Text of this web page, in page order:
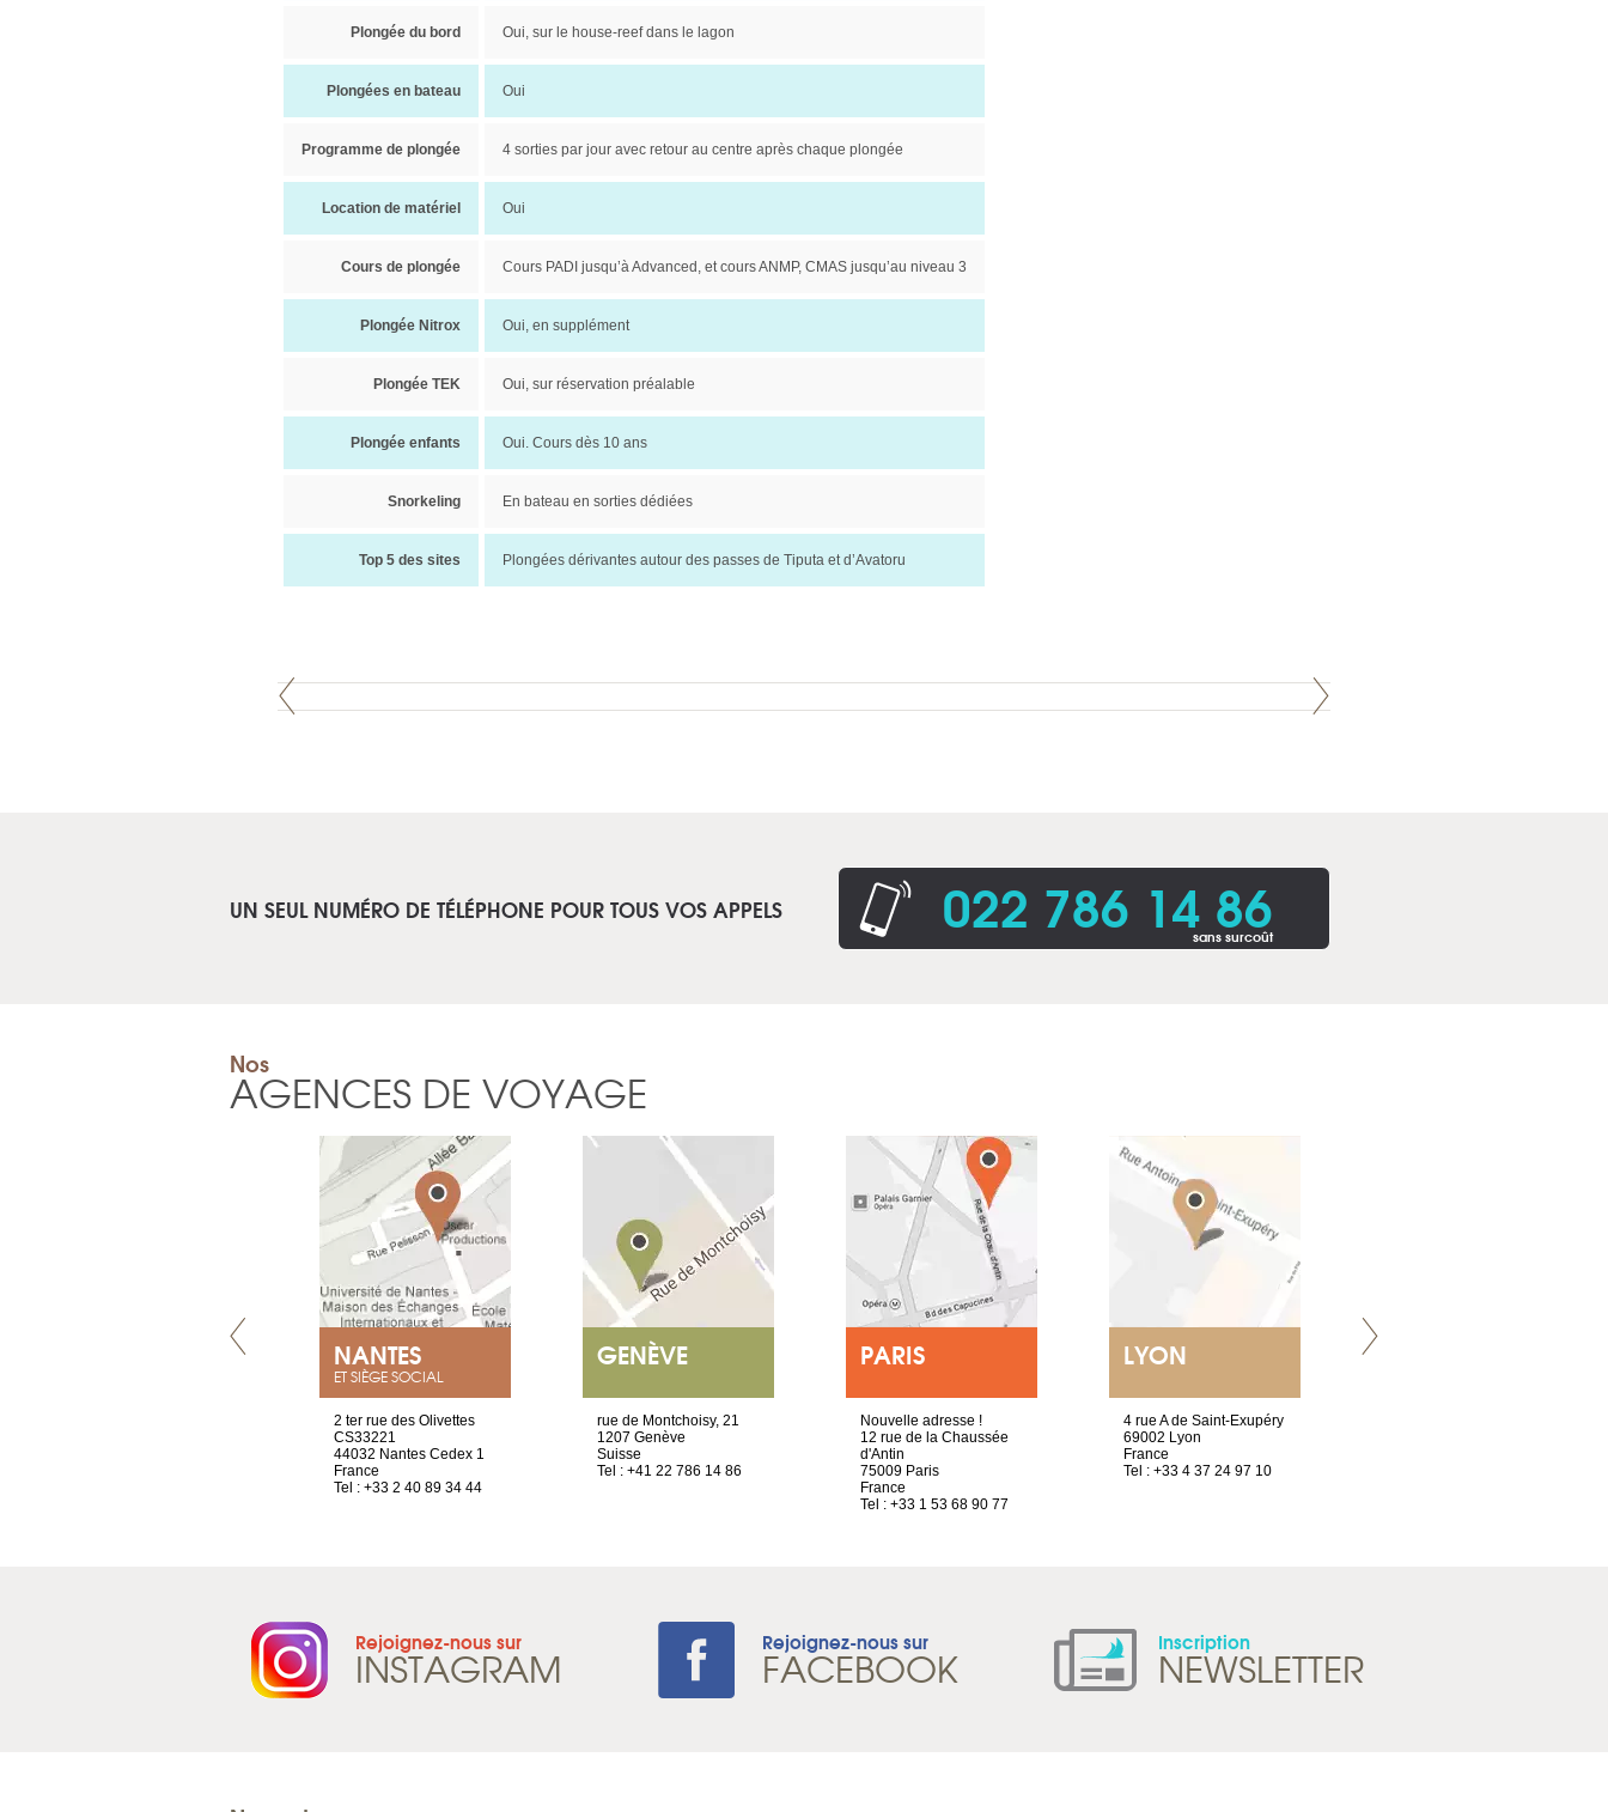
Plongée du bord Oui, sur le house-reef dans le lagon
Plongées en bateau Oui
Programme de plongée 4 sorties par jour avec retour au centre après chaque plongée
Location de matériel Oui
Cours de plongée Cours PADI jusqu’à Advanced, et cours ANMP, CMAS jusqu’au niveau 3
Plongée Nitrox Oui, en supplément
Plongée TEK Oui, sur réservation préalable
Plongée enfants Oui. Cours dès 10 ans
Snorkeling En bateau en sorties dédiées
Top 5 des sites Plongées dérivantes autour des passes de Tiputa et d’Avatoru
UN SEUL NUMÉRO DE TÉLÉPHONE POUR TOUS VOS APPELS 022 786 14 86
sans surcoût
Nos
AGENCES DE VOYAGE
NANTES
ET SIÈGE SOCIAL
2 ter rue des Olivettes
CS33221
44032 Nantes Cedex 1
France
Tel : +33 2 40 89 34 44
GENÈVE
rue de Montchoisy, 21
1207 Genève
Suisse
Tel : +41 22 786 14 86
PARIS
Nouvelle adresse !
12 rue de la Chaussée
d'Antin
75009 Paris
France
Tel : +33 1 53 68 90 77
LYON
4 rue A de Saint-Exupéry
69002 Lyon
France
Tel : +33 4 37 24 97 10
Rejoignez-nous sur
INSTAGRAM Rejoignez-nous sur
FACEBOOK Inscription
NEWSLETTER